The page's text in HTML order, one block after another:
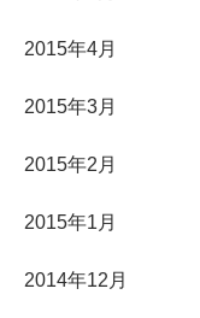
2015年4月
2015年3月
2015年2月
2015年1月
2014年12月